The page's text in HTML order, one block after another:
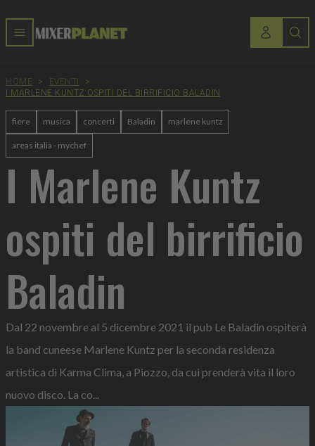
HOME > EVENTI
>
I MARLENE KUNTZ OSPITI DEL BIRRIFICIO BALADIN
fiere musica concerti Baladin marlene kuntz
areas italia - mychef
I Marlene Kuntz
ospiti del birrificio
Baladin
Dal 22 novembre al 5 dicembre 2021 il pub Le Baladin ospiterà
la band cuneese Marlene Kuntz per la seconda residenza
artistica di Karma Clima, a Piozzo, da cui prenderà vita il loro
nuovo disco. La co...